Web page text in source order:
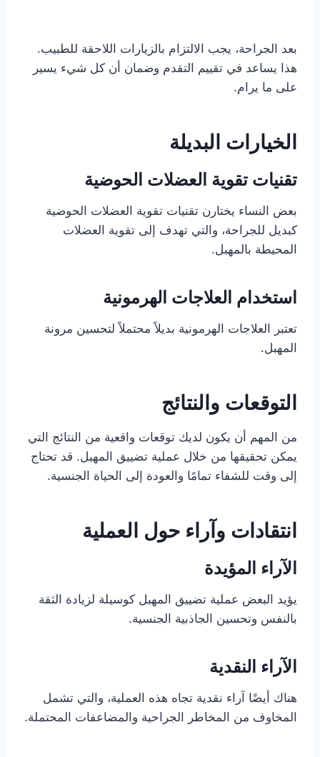
بعد الجراحة، يجب الالتزام بالزيارات اللاحقة للطبيب.
هذا يساعد في تقييم التقدم وضمان أن كل شيء يسير
على ما يرام.
الخيارات البديلة
تقنيات تقوية العضلات الحوضية
بعض النساء يختارن تقنيات تقوية العضلات الحوضية
كبديل للجراحة، والتي تهدف إلى تقوية العضلات
المحيطة بالمهبل.
استخدام العلاجات الهرمونية
تعتبر العلاجات الهرمونية بديلاً محتملاً لتحسين مرونة
المهبل.
التوقعات والنتائج
من المهم أن يكون لديك توقعات واقعية من النتائج التي
يمكن تحقيقها من خلال عملية تضييق المهبل. قد تحتاج
إلى وقت للشفاء تمامًا والعودة إلى الحياة الجنسية.
انتقادات وآراء حول العملية
الآراء المؤيدة
يؤيد البعض عملية تضييق المهبل كوسيلة لزيادة الثقة
بالنفس وتحسين الجاذبية الجنسية.
الآراء النقدية
هناك أيضًا آراء نقدية تجاه هذه العملية، والتي تشمل
المخاوف من المخاطر الجراحية والمضاعفات المحتملة.